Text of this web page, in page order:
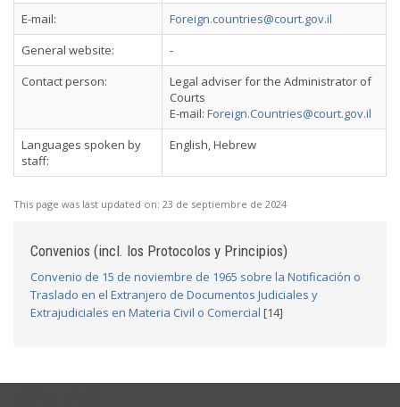
E-mail:
Foreign.countries@court.gov.il
General website:
-
Contact person:
Legal adviser for the Administrator of
Courts
E-mail: Foreign.Countries@court.gov.il
Languages spoken by
staff:
English, Hebrew
This page was last updated on: 23 de septiembre de 2024
Convenios (incl. los Protocolos y Principios)
Convenio de 15 de noviembre de 1965 sobre la Notificación o
Traslado en el Extranjero de Documentos Judiciales y
Extrajudiciales en Materia Civil o Comercial [14]